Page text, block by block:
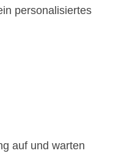
personalisiertes
auf und warten